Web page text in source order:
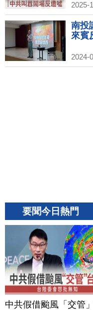
2025-
南投
來賓
2024-
要聞今日熱門
中共假借颱風「交管